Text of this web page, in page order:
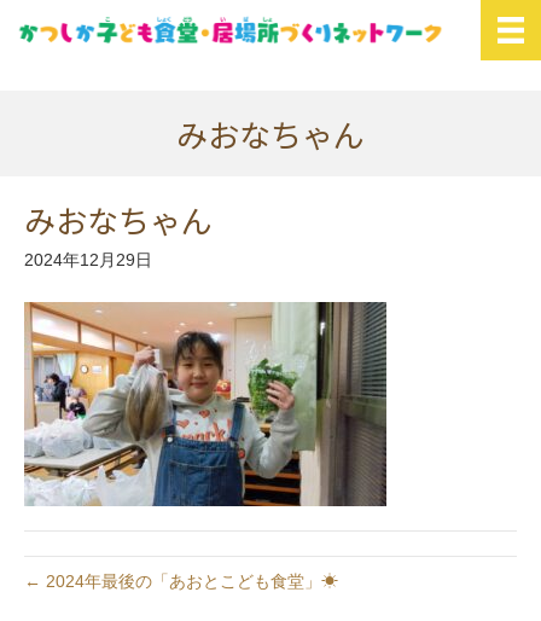
みおなちゃん
みおなちゃん
2024年12月29日
← 2024年最後の「あおとこども食堂」☀